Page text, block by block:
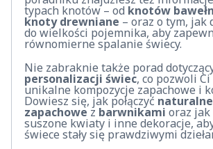
typach knotów – od knotów
knoty drewniane – oraz o tym, jak
do wielkości pojemnika, aby
równomierne spalanie świecy.
Nie zabraknie także porad
personalizacji świec, co pozwoli
unikalne kompozycje zapachowe i
Dowiesz się, jak połączyć
zapachowez barwnikami oraz jak
suszone kwiaty i inne dekoracje,
świece stały się prawdziwymi